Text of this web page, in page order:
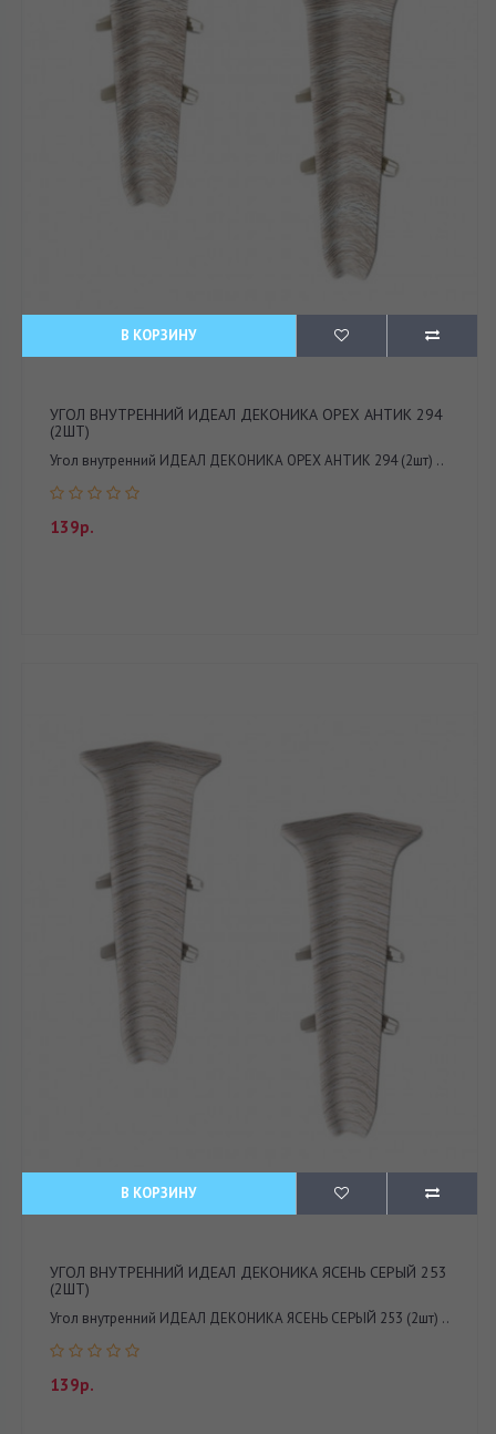
В КОРЗИНУ
УГОЛ ВНУТРЕННИЙ ИДЕАЛ ДЕКОНИКА ОРЕХ АНТИК 294
(2ШТ)
Угол внутренний ИДЕАЛ ДЕКОНИКА ОРЕХ АНТИК 294 (2шт) ..
139р.
В КОРЗИНУ
УГОЛ ВНУТРЕННИЙ ИДЕАЛ ДЕКОНИКА ЯСЕНЬ СЕРЫЙ 253
(2ШТ)
Угол внутренний ИДЕАЛ ДЕКОНИКА ЯСЕНЬ СЕРЫЙ 253 (2шт) ..
139р.